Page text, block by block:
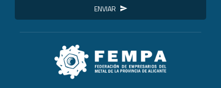
ENVIAR